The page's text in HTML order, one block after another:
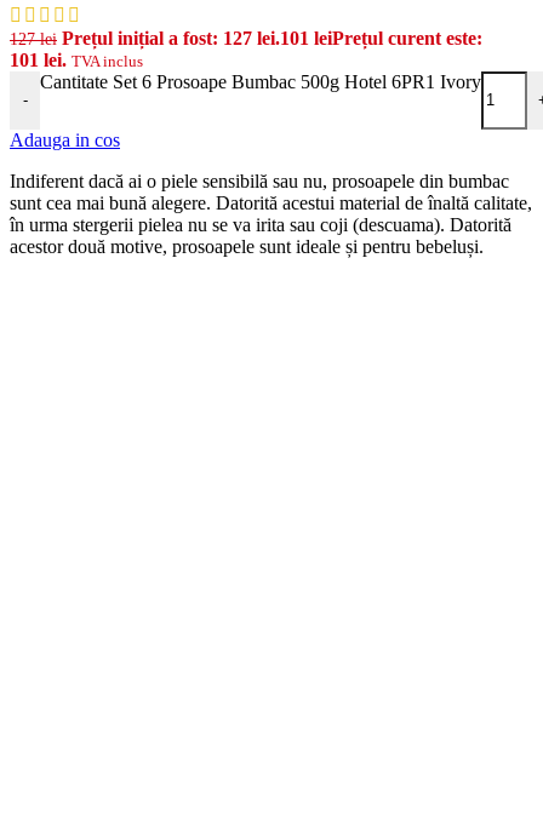
127lei Prețul inițial a fost: 127 lei.101 leiPrețul curent este:
101 lei. TVA inclus
-
Cantitate Set 6 Prosoape Bumbac 500g Hotel 6PR1 Ivory
Adauga in cos
Indiferent dacă ai o piele sensibilă sau nu, prosoapele din bumbac
sunt cea mai bună alegere. Datorită acestui material de înaltă calitate,
în urma stergerii pielea nu se va irita sau coji (descuama). Datorită
acestor două motive, prosoapele sunt ideale și pentru bebeluși.